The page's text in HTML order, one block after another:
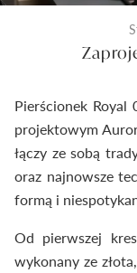
Pierścionek
projektowym
łączy ze sobą
oraz najnowsze
formą i
Od pierwszej
wykonany ze